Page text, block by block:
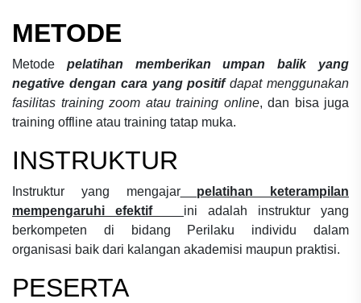
METODE
Metode pelatihan memberikan umpan balik yang
negative dengan cara yang positif dapat menggunakan
fasilitas training zoom atau training online, dan bisa juga
training offline atau training tatap muka.
INSTRUKTUR
Instruktur yang mengajar
pelatihan keterampilan
mempengaruhi efektif
ini adalah instruktur yang
berkompeten di bidang Perilaku individu dalam
organisasi baik dari kalangan akademisi maupun praktisi.
PESERTA